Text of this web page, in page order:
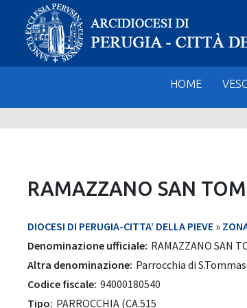
content
HOME
RAMAZZANO SAN
DIOCESI DI PERUGIA-CITTA’ DELLA PIEVE »
Denominazione ufficiale: RAMAZZANO SAN
Altra denominazione: Parrocchia di
Codice fiscale: 94000180540
Tipo: PARROCCHIA (CA.515